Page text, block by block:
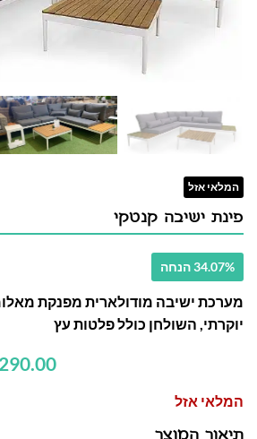
המלאי אזל
פינת ישיבה קנטקי
34.07% הנחה
מערכת ישיבה מודולארית מפנקת
יוקרתי, השולחן כולל פלטות עץ
המלאי אזל
תיאור המוצר